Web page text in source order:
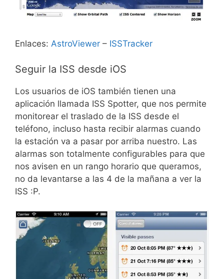
Enlaces: AstroViewer – ISSTracker
Seguir la ISS desde iOS
Los usuarios de iOS también tienen una
aplicación llamada ISS Spotter, que nos permite
monitorear el traslado de la ISS desde el
teléfono, incluso hasta recibir alarmas cuando
la estación va a pasar por arriba nuestro. Las
alarmas son totalmente configurables para que
nos avisen en un rango horario que queramos,
no da levantarse a las 4 de la mañana a ver la
ISS :P.